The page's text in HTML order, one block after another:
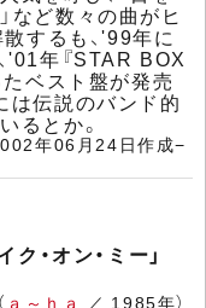
など数々の曲がヒ
するも、'99年に
'01年『STAR BOX
ベスト盤が発売
は伝説のバンド的
るとか。
年06月24日作成−
・オン・ミー」
（ ａ～ｈａ ／ 1985年）